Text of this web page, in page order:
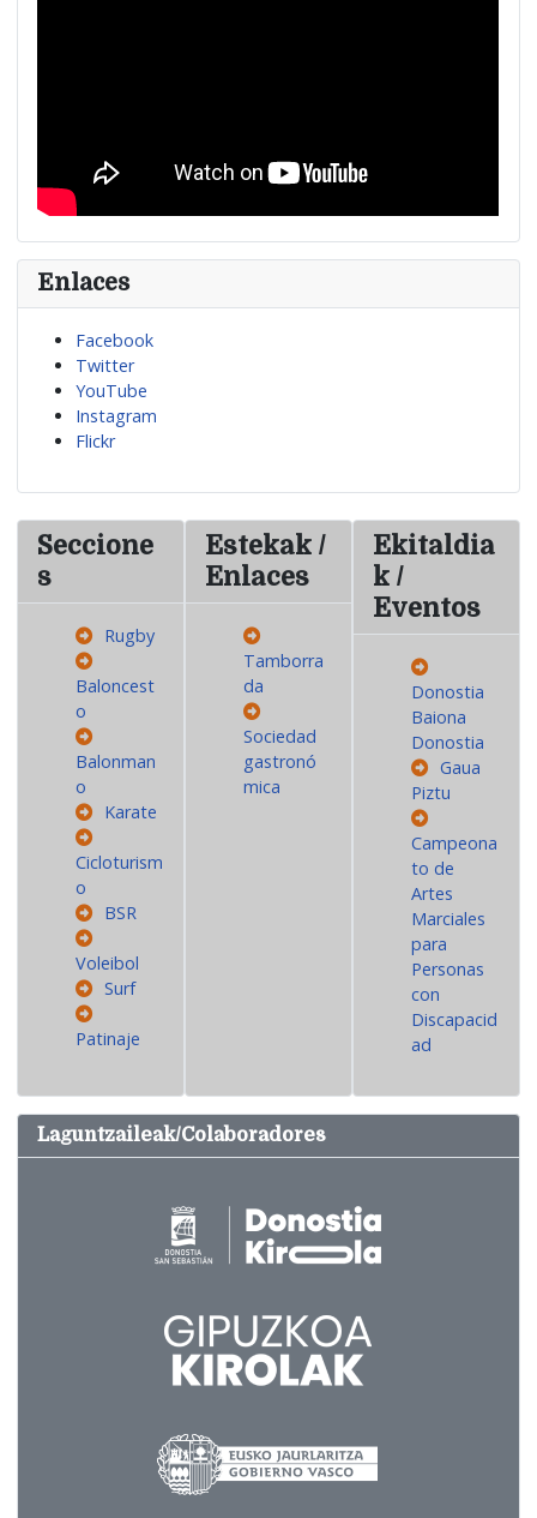
Enlaces
Facebook
Twitter
YouTube
Instagram
Flickr
Seccione
s
Rugby
Baloncest
o
Balonman
o
Karate
Cicloturism
o
BSR
Voleibol
Surf
Patinaje
Estekak /
Enlaces
Tamborra
da
Sociedad
gastronó
mica
Ekitaldia
k /
Eventos
Donostia
Baiona
Donostia
Gaua
Piztu
Campeona
to de
Artes
Marciales
para
Personas
con
Discapacid
ad
Laguntzaileak/Colaboradores